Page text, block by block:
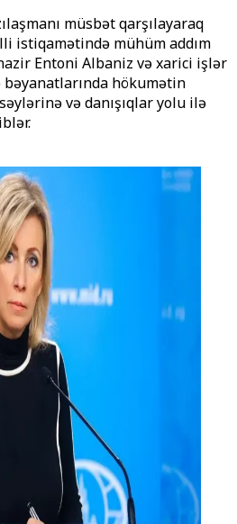
müsbət qarşılayaraq
istiqamətində mühüm addım
Entoni Albaniz və xarici işlər
hökumətin
və danışıqlar yolu ilə